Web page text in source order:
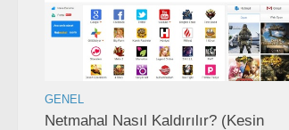
GENEL
Netmahal Nasıl Kaldırılır? (Kesin